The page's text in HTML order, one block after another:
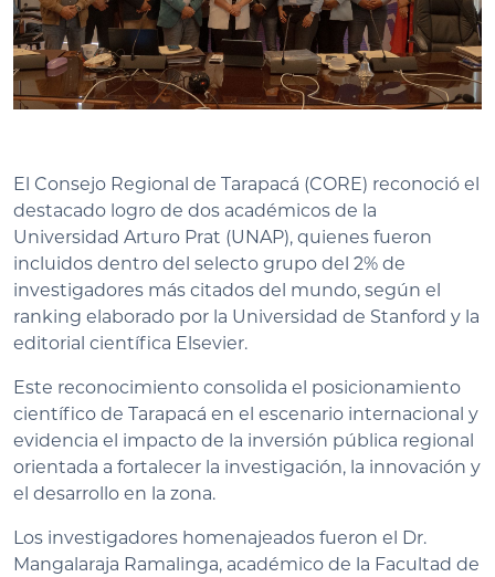
El Consejo Regional de Tarapacá (CORE) reconoció el
destacado logro de dos académicos de la
Universidad Arturo Prat (UNAP), quienes fueron
incluidos dentro del selecto grupo del 2% de
investigadores más citados del mundo, según el
ranking elaborado por la Universidad de Stanford y la
editorial científica Elsevier.
Este reconocimiento consolida el posicionamiento
científico de Tarapacá en el escenario internacional y
evidencia el impacto de la inversión pública regional
orientada a fortalecer la investigación, la innovación y
el desarrollo en la zona.
Los investigadores homenajeados fueron el Dr.
Mangalaraja Ramalinga, académico de la Facultad de